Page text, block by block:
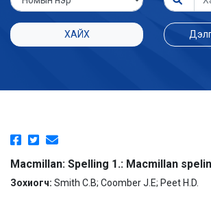
ХАЙХ
Macmillan: Spelling 1.: Macmillan
Зохиогч: Smith C.B; Coomber J.E; Peet H.D.